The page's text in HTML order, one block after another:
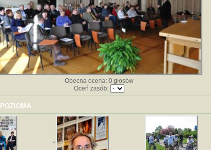
Obecna ocena: 0 głosów
Oceń zasób: